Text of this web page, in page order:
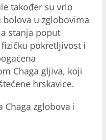
također su vrlo
u zglobovima
stanja poput
pokretljivost i
Chaga gljiva, koji
hrskavice.
Chaga zglobova i